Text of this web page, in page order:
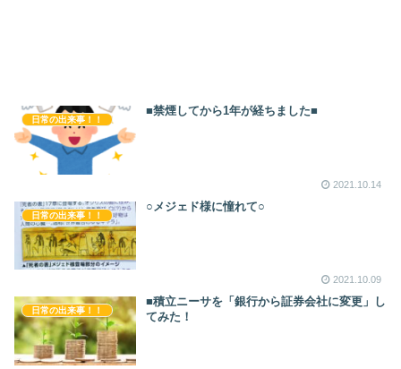
日常の出来事！！
■禁煙してから1年が経ちました■
2021.10.14
日常の出来事！！
○メジェド様に憧れて○
2021.10.09
日常の出来事！！
■積立ニーサを「銀行から証券会社に変更」し
てみた！